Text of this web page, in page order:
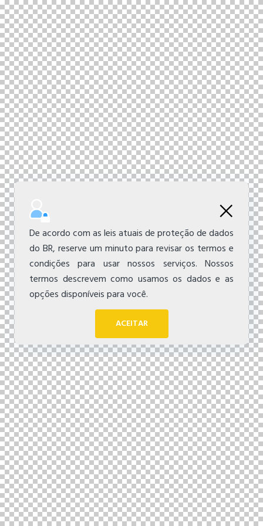
De acordo com as leis atuais de proteção de dados
do BR, reserve um minuto para revisar os termos e
condições para usar nossos serviços. Nossos
termos descrevem como usamos os dados e as
opções disponíveis para você.
ACEITAR